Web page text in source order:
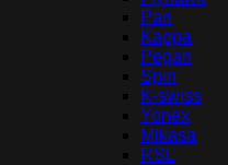
Pan
Kappa
Pegan
Spin
K-swiss
Yonex
Mikasa
RSL